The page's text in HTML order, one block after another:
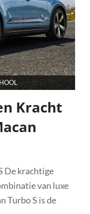
Kracht
De krachtige
van luxe
Turbo S is de